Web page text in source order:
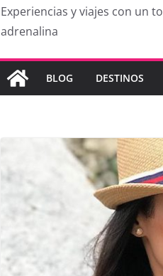
Experiencias y viajes con un
adrenalina
BLOG DESTINOS